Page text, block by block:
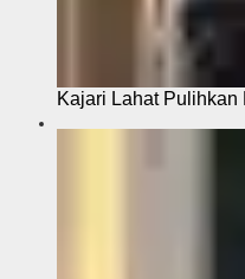
Kajari Lahat Pulihkan